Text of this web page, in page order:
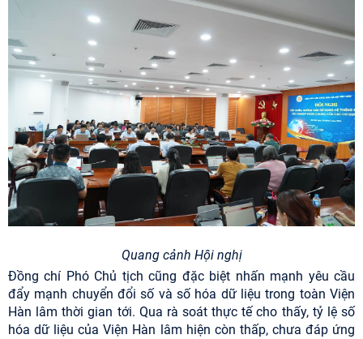
Quang cảnh Hội nghị
Đồng chí Phó Chủ tịch cũng đặc biệt nhấn mạnh yêu cầu
đẩy mạnh chuyển đổi số và số hóa dữ liệu trong toàn Viện
Hàn lâm thời gian tới. Qua rà soát thực tế cho thấy, tỷ lệ số
hóa dữ liệu của Viện Hàn lâm hiện còn thấp, chưa đáp ứng